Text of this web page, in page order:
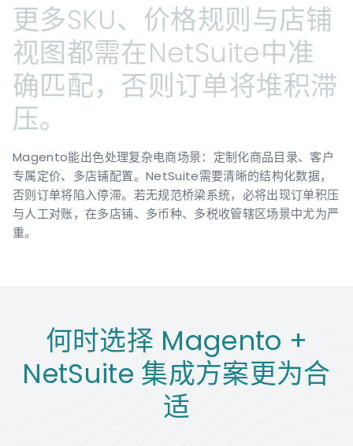
更多SKU、价格规则与店铺
视图都需在NetSuite中准
确匹配，否则订单将堆积滞
压。
Magento能出色处理复杂电商场景：定制化商品目录、客户
专属定价、多店铺配置。NetSuite需要清晰的结构化数据，
否则订单将陷入停滞。若无规范桥梁系统，必将出现订单积压
与人工对账，在多店铺、多币种、多税收管辖区场景中尤为严
重。
何时选择 Magento +
NetSuite 集成方案更为合
适